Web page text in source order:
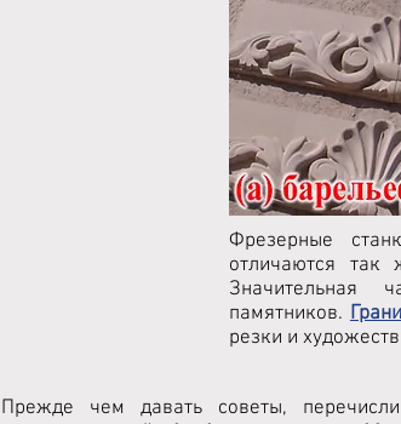
Фрезерные
отличаются так
Значительная
памятников.
резки и
Прежде чем давать советы,